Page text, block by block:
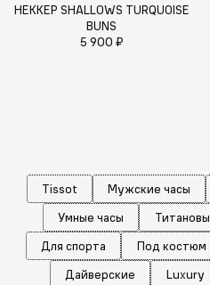
НЕККЕР SHALLOWS TURQUOISE
BUNS
5 900 ₽
Tissot Мужские часы
Умные часы
Для спорта
Под костюм
Дайверские
Luxury